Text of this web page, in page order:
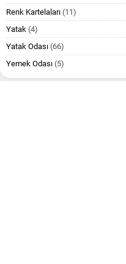
Renk Kartelaları (11)
Yatak (4)
Yatak Odası (66)
Yemek Odası (5)